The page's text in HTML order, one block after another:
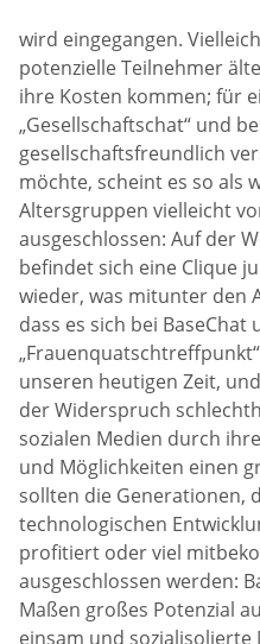
wird eingegangen.
potenzielle Teilnehmer
ihre Kosten kommen; für
„Gesellschaftschat“ und
gesellschaftsfreundlich
möchte, scheint es so als
Altersgruppen vielleicht
ausgeschlossen: Auf der
befindet sich eine Clique
wieder, was mitunter den
dass es sich bei BaseChat
unseren heutigen Zeit,
der Widerspruch
sozialen Medien durch
und Möglichkeiten einen
sollten die Generationen,
technologischen
profitiert oder viel
ausgeschlossen werden:
Maßen großes Potenzial
einsam und sozialisolierte